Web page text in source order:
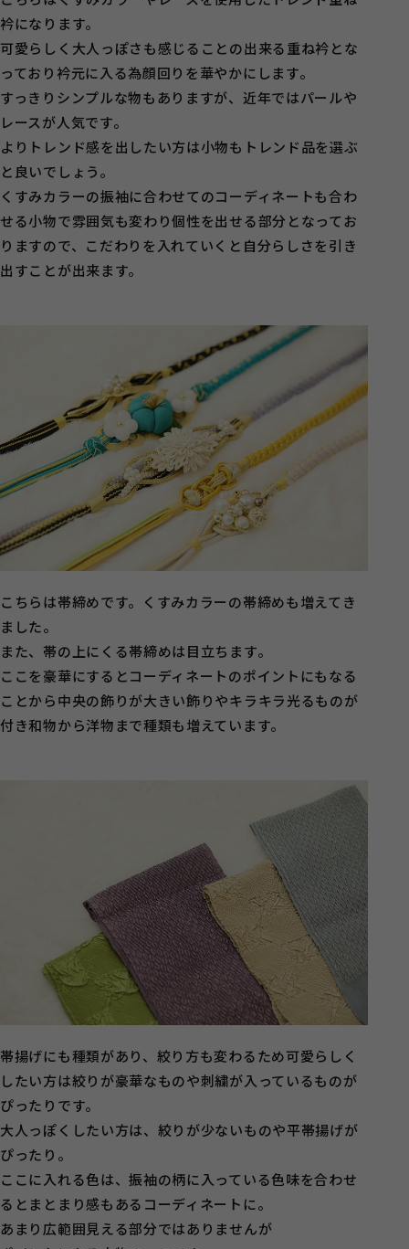
衿になります。
可愛らしく大人っぽさも感じることの出来る重ね衿とな
っており衿元に入る為顔回りを華やかにします。
すっきりシンプルな物もありますが、近年ではパールや
レースが人気です。
よりトレンド感を出したい方は小物もトレンド品を選ぶ
と良いでしょう。
くすみカラーの振袖に合わせてのコーディネートも合わ
せる小物で雰囲気も変わり個性を出せる部分となってお
りますので、こだわりを入れていくと自分らしさを引き
出すことが出来ます。
こちらは帯締めです。くすみカラーの帯締めも増えてき
ました。
また、帯の上にくる帯締めは目立ちます。
ここを豪華にするとコーディネートのポイントにもなる
ことから中央の飾りが大きい飾りやキラキラ光るものが
付き和物から洋物まで種類も増えています。
帯揚げにも種類があり、絞り方も変わるため可愛らしく
したい方は絞りが豪華なものや刺繍が入っているものが
ぴったりです。
大人っぽくしたい方は、絞りが少ないものや平帯揚げが
ぴったり。
ここに入れる色は、振袖の柄に入っている色味を合わせ
るとまとまり感もあるコーディネートに。
あまり広範囲見える部分ではありませんが